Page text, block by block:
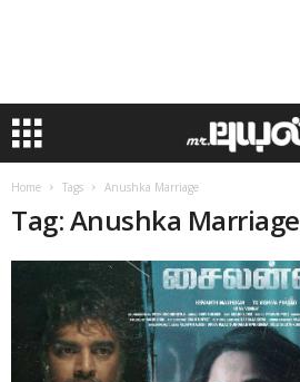
Home Tags Anushka Marriage
Tag: Anushka Marriage